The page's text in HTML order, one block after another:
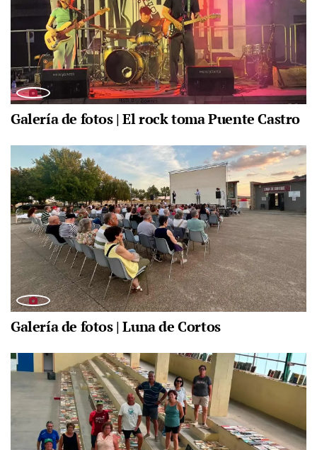
Galería de fotos | El rock toma Puente Castro
Galería de fotos | Luna de Cortos